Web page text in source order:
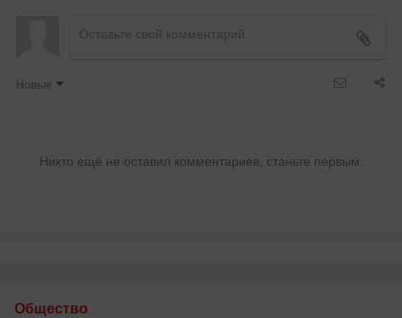
Новые
Никто ещё не оставил комментариев, станьте первым.
Общество